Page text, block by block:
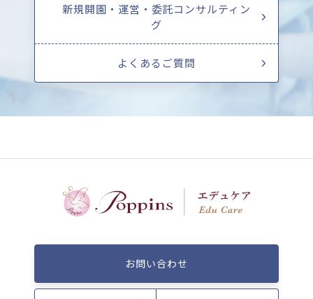
新規開園・運営・委託コンサルティン
グ
よくあるご質問
お問い合わせ